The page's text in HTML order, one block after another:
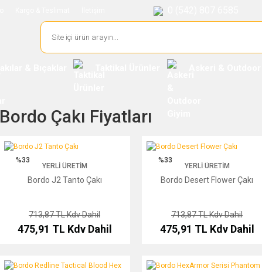
Bordo Çakı Fiyatları
Bordo J2 Tanto Çakı
%33
YERLI ÜRETIM
Bordo J2 Tanto Çakı
713,87 TLKdv Dahil
475,91 TL Kdv Dahil
Bordo Desert Flower Çakı
%33
YERLI ÜRETIM
Bordo Desert Flower Çakı
713,87 TLKdv Dahil
475,91 TL Kdv Dahil
Bordo Redline Tactical Blood Hex Çakı
Bordo HexArmor Serisi Phantom Tip